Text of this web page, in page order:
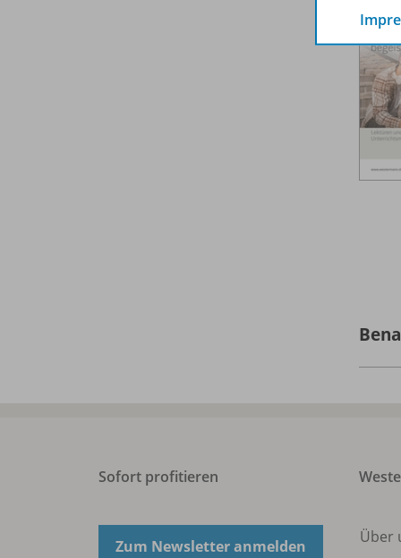
Sofort profitieren
Zum Newsletter anmelden
Über